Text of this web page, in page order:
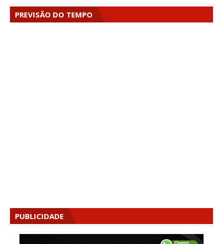
PREVISÃO DO TEMPO
PUBLICIDADE